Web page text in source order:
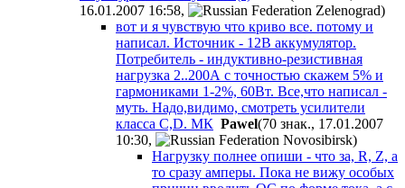
16.01.2007 16:58,
)
вот и я чувствую что криво все. потому и
написал. Источник - 12В аккумулятор.
Потребитель - индуктивно-резистивная
нагрузка 2..200А с точностью скажем 5% и
гармониками 1-2%, 60Вт. Все,что написал -
муть. Надо,видимо, смотреть усилители
класса С,D. МК Pawel(70 знак., 17.01.2007
10:30,
)
Нагрузку полнее опиши - что за, R, Z, а
то сразу амперы. Пока не вижу особых